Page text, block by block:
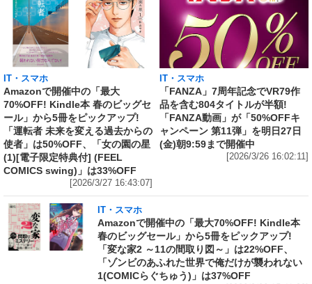
IT・スマホ
Amazonで開催中の「最大
70%OFF! Kindle本 春のビッグセ
ール」から5冊をピックアップ!
「運転者 未来を変える過去からの
使者」は50%OFF、「女の園の星
(1)[電子限定特典付] (FEEL
COMICS swing)」は33%OFF
[2026/3/27 16:43:07]
IT・スマホ
「FANZA」7周年記念でVR79作
品を含む804タイトルが半額!
「FANZA動画」が「50%OFFキ
ャンペーン 第11弾」を明日27日
(金)朝9:59まで開催中
[2026/3/26 16:02:11]
IT・スマホ
Amazonで開催中の「最大70%OFF! Kindle本
春のビッグセール」から5冊をピックアップ!
「変な家2 ～11の間取り図～」は22%OFF、
「ゾンビのあふれた世界で俺だけが襲われない
1(COMICらぐちゅう)」は37%OFF